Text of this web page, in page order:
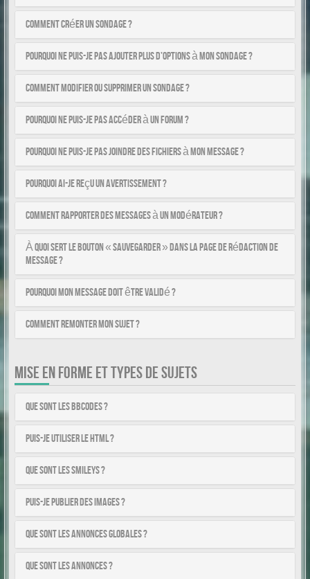
Comment créer un sondage ?
Pourquoi ne puis-je pas ajouter plus d’options à mon sondage ?
Comment modifier ou supprimer un sondage ?
Pourquoi ne puis-je pas accéder à un forum ?
Pourquoi ne puis-je pas joindre des fichiers à mon message ?
Pourquoi ai-je reçu un avertissement ?
Comment rapporter des messages à un modérateur ?
À quoi sert le bouton « Sauvegarder » dans la page de rédaction de
message ?
Pourquoi mon message doit être validé ?
Comment remonter mon sujet ?
MISE EN FORME ET TYPES DE SUJETS
Que sont les BBCodes ?
Puis-je utiliser le HTML ?
Que sont les smileys ?
Puis-je publier des images ?
Que sont les annonces globales ?
Que sont les annonces ?